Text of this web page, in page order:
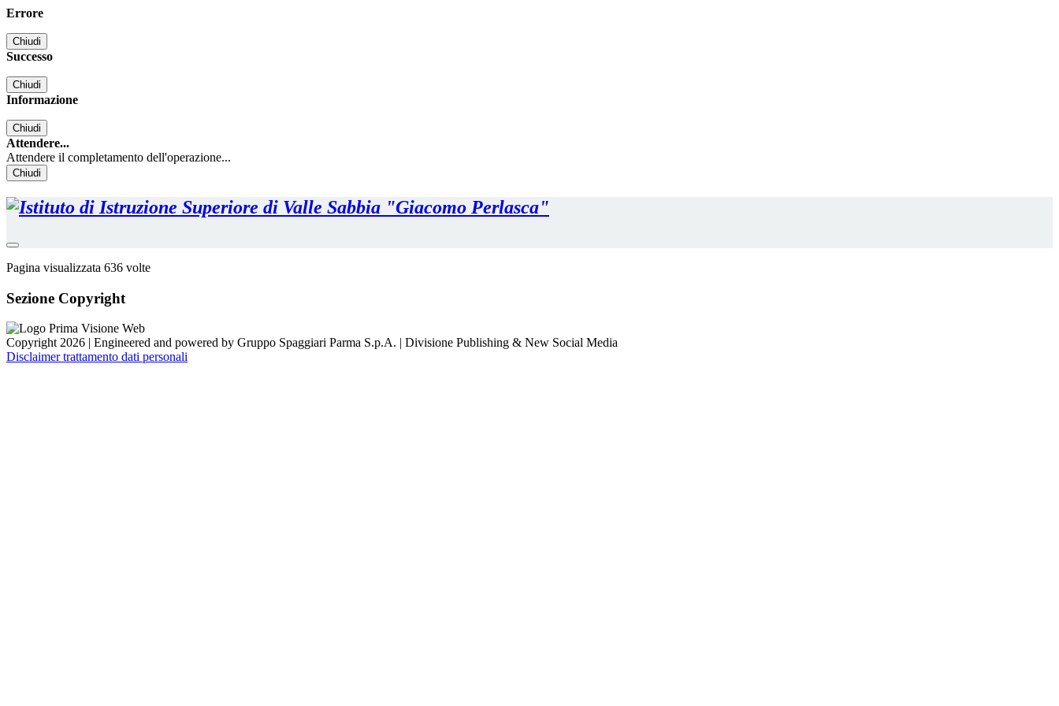
Errore
Chiudi
Successo
Chiudi
Informazione
Chiudi
Attendere...
Attendere il completamento dell'operazione...
Chiudi
Pagina visualizzata 636 volte
Sezione Copyright
Copyright 2026 | Engineered and powered by Gruppo Spaggiari Parma S.p.A. | Divisione Publishing & New Social Media
Disclaimer trattamento dati personali